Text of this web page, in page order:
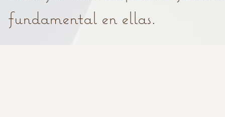
fundamental en ellas.